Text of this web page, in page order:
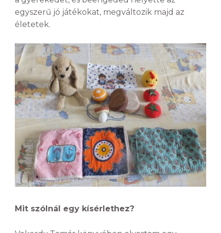
egyszerű jó játékokat, megváltozik majd az
életetek.
Mit szólnál egy kísérlethez?